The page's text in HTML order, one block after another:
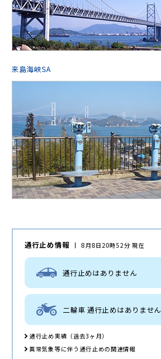
来島海峡SA
通行止め情報 8月8日20時52分 現在
通行止めはありません
二輪車 通行止めはありません
通行止め実績（過去3ヶ月）
異常気象等に伴う通行止めの関連情報